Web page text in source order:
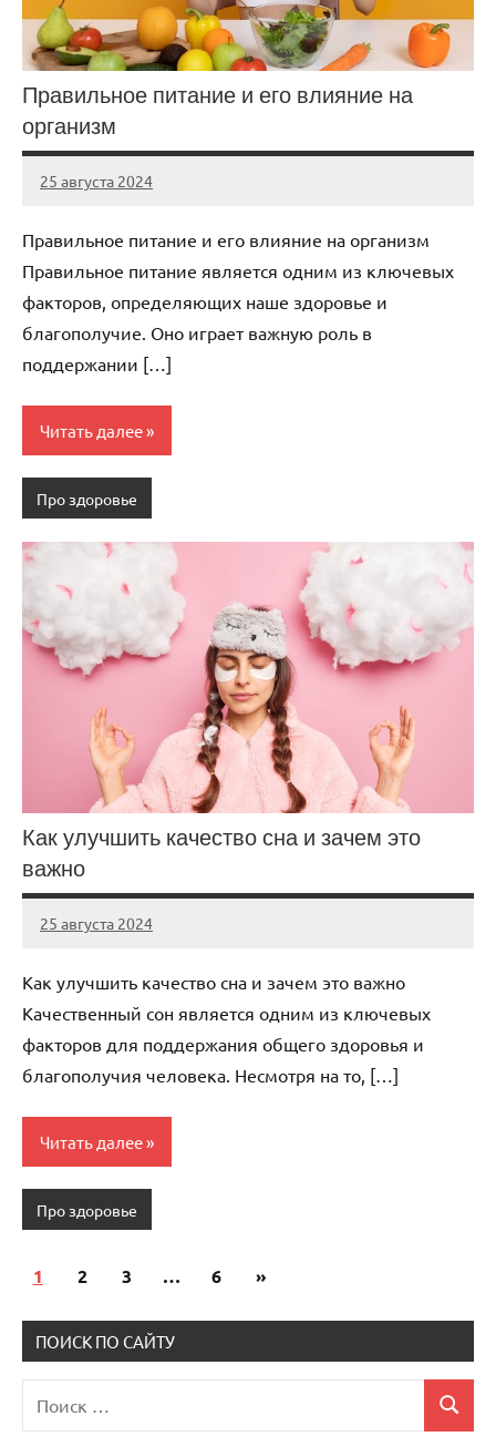
Правильное питание и его влияние на
организм
25 августа 2024
marsomedical
Нет
Правильное питание и его влияние на организм
Правильное питание является одним из ключевых
факторов, определяющих наше здоровье и
благополучие. Оно играет важную роль в
поддержании […]
Читать далее
Про здоровье
Как улучшить качество сна и зачем это
важно
25 августа 2024
marsomedical
Нет
Как улучшить качество сна и зачем это важно
Качественный сон является одним из ключевых
факторов для поддержания общего здоровья и
благополучия человека. Несмотря на то, […]
Читать далее
Про здоровье
Пагинация
записей
1 2 3 … 6
Следующие
»
ПОИСК ПО САЙТУ
Поиск
для:
Поиск